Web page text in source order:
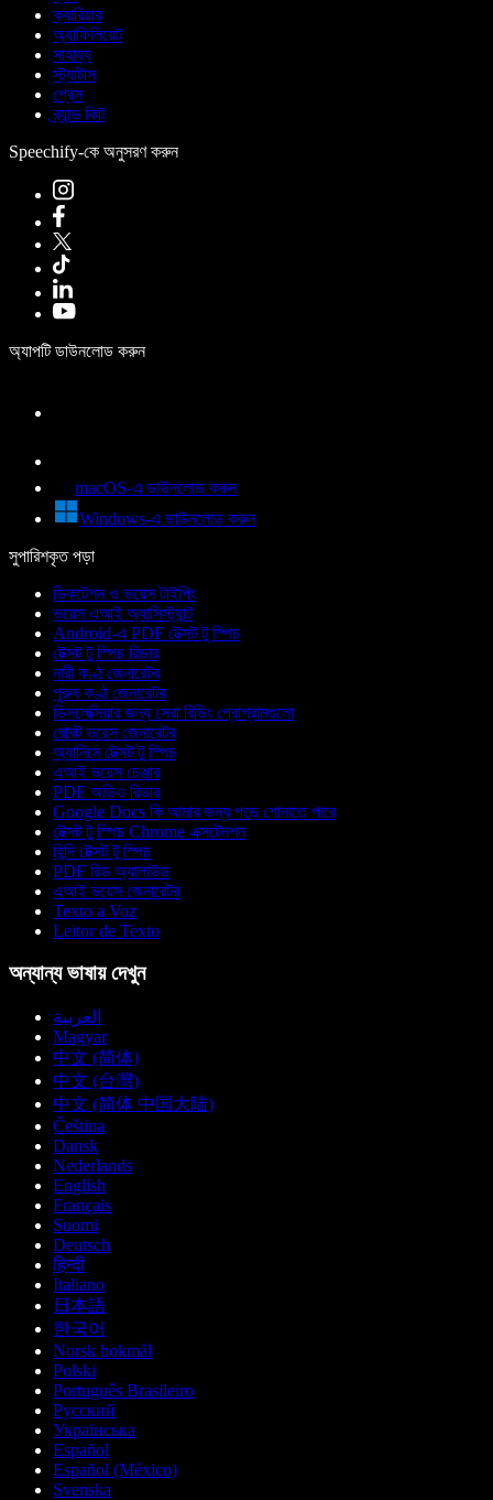
ক্যারিয়ার
অ্যাফিলিয়েট
সাহায্য
স্ট্যাটাস
প্রেস
ব্র্যান্ড কিট
Speechify-কে অনুসরণ করুন
অ্যাপটি ডাউনলোড করুন
macOS-এ ডাউনলোড করুন
Windows-এ ডাউনলোড করুন
সুপারিশকৃত পড়া
ডিকটেশন ও ভয়েস টাইপিং
ভয়েস এআই অ্যাসিস্ট্যান্ট
Android-এ PDF টেক্সট টু স্পিচ
টেক্সট টু স্পিচ রিডার
নারী কণ্ঠ জেনারেটর
পুরুষ কণ্ঠ জেনারেটর
ডিসলেক্সিয়ার জন্য সেরা রিডিং প্রোগ্রামগুলো
রোবট ভয়েস জেনারেটর
অ্যানিমে টেক্সট টু স্পিচ
এআই ভয়েস চেঞ্জার
PDF অডিও রিডার
Google Docs কি আমার জন্য পড়ে শোনাতে পারে
টেক্সট টু স্পিচ Chrome এক্সটেনশন
হিন্দি টেক্সট টু স্পিচ
PDF রিড অ্যালাউড
এআই ভয়েস জেনারেটর
Texto a Voz
Leitor de Texto
অন্যান্য ভাষায় দেখুন
العربية
Magyar
中文 (简体)
中文 (台灣)
中文 (简体 中国大陆)
Čeština
Dansk
Nederlands
English
Français
Suomi
Deutsch
हिन्दी
Italiano
日本語
한국어
Norsk bokmål
Polski
Português Brasileiro
Русский
Українська
Español
Español (México)
Svenska